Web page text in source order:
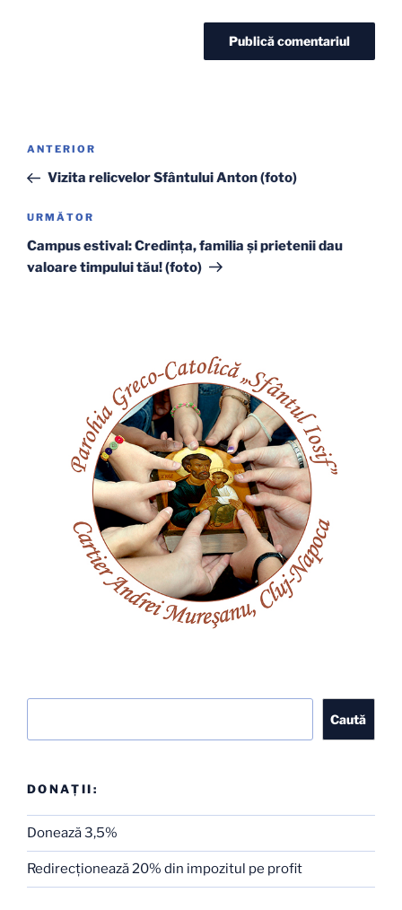
Navigare
articole
Articolul
anterior
ANTERIOR
Vizita relicvelor Sfântului Anton (foto)
Articolul
următor
URMĂTOR
Campus estival: Credinţa, familia şi prietenii dau
valoare timpului tău! (foto)
Caută
DONAȚII:
Donează 3,5%
Redirecţionează 20% din impozitul pe profit